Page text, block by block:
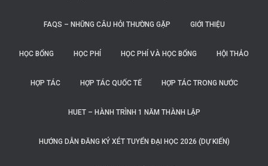
FAQS – NHỮNG CÂU HỎI THƯỜNG GẶP GIỚI THIỆU
HỌC BỔNG HỌC PHÍ HỌC PHÍ VÀ HỌC BỔNG HỘI THẢO
HỢP TÁC HỢP TÁC QUỐC TẾ HỢP TÁC TRONG NƯỚC
HUET – HÀNH TRÌNH 1 NĂM THÀNH LẬP
HƯỚNG DẪN ĐĂNG KÝ XÉT TUYỂN ĐẠI HỌC 2026 (DỰ KIẾN)